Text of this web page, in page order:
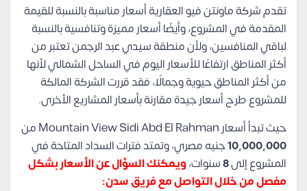
تقدم شركة ماونتن فيو العقارية أسعار مناسبة بالنسبة للقيمة
المقدمة في المشروع، وأيضًا أسعار مميزة وتنافسية بالنسبة
لباقي المنافسين، ولأن منطقة سيدي عبد الرجمن تعتبر من
أكثر المناطق ارتفاعًا للأسعار اليوم في الساحل الشمالي لأنها
من أكثر المناطق حيوية وجمالًا، فقد قررت الشركة المالكة
للمشروع طرح أسعار جيدة مقارنة بأسعار المشاريع الأخرى.
حيث تبدأ أسعار Mountain View Sidi Abd El Rahman من
10,000,000جنيه مصري، وتمتد فترات السداد المتاحة في
المشروع إلى8سنوات،ويمكنك السؤال عن الأسعار بشكل
مفصل من خلال التواصل مع فريق سدن: